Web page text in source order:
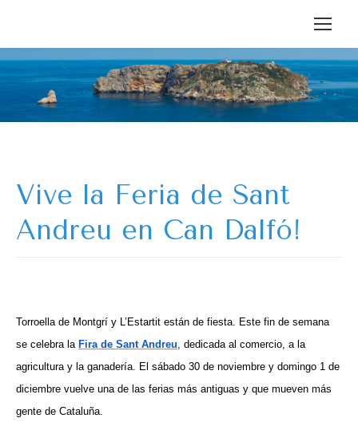
Vive la Feria de Sant
Andreu en Can Dalfó!
Torroella de Montgrí y L’Estartit están de fiesta. Este fin de semana
se celebra la Fira de Sant Andreu, dedicada al comercio, a la
agricultura y la ganadería. El sábado 30 de noviembre y domingo 1 de
diciembre vuelve una de las ferias más antiguas y que mueven más
gente de Cataluña.